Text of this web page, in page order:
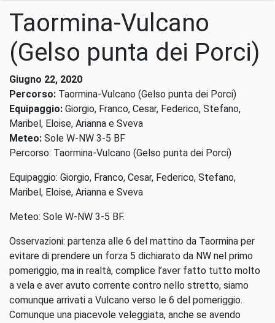
Taormina-Vulcano
(Gelso punta dei Porci)
Giugno 22, 2020
Percorso: Taormina-Vulcano (Gelso punta dei Porci)
Equipaggio: Giorgio, Franco, Cesar, Federico, Stefano,
Maribel, Eloise, Arianna e Sveva
Meteo: Sole W-NW 3-5 BF
Percorso: Taormina-Vulcano (Gelso punta dei Porci)
Equipaggio: Giorgio, Franco, Cesar, Federico, Stefano,
Maribel, Eloise, Arianna e Sveva
Meteo: Sole W-NW 3-5 BF.
Osservazioni: partenza alle 6 del mattino da Taormina per
evitare di prendere un forza 5 dichiarato da NW nel primo
pomeriggio, ma in realtà, complice l’aver fatto tutto molto
a vela e aver avuto corrente contro nello stretto, siamo
comunque arrivati a Vulcano verso le 6 del pomeriggio.
Comunque una piacevole veleggiata, anche se avendo